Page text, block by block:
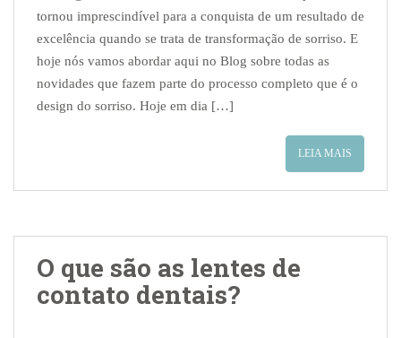
tornou imprescindível para a conquista de um resultado de
excelência quando se trata de transformação de sorriso. E
hoje nós vamos abordar aqui no Blog sobre todas as
novidades que fazem parte do processo completo que é o
design do sorriso. Hoje em dia […]
LEIA MAIS
O que são as lentes de
contato dentais?